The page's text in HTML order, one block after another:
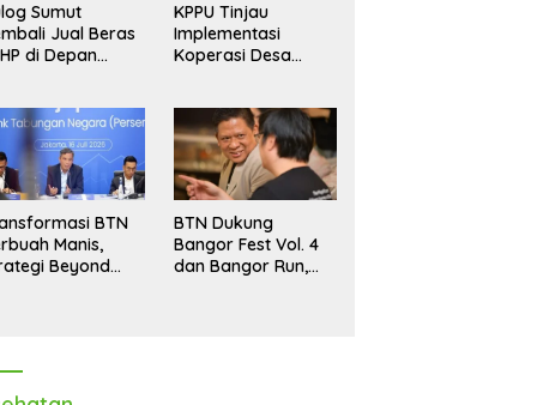
Sumut
Jual Beras
di Depan
Akhir Tahun
KPPU Tinjau
Implementasi
Koperasi Desa
BTN
Manis,
Beyond
BTN Dukung
Bangor Fest Vol. 4
dan Bangor Run,